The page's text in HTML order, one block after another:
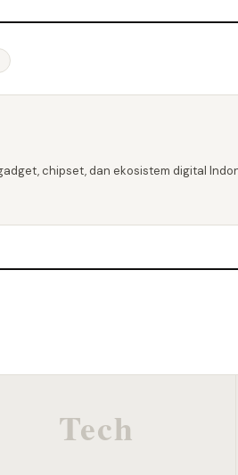
chipset, dan ekosistem digital